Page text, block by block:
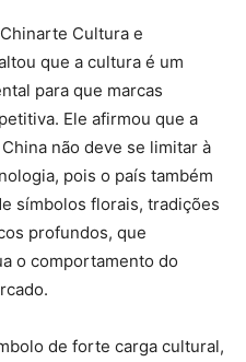
Cultura e
que a cultura é um
para que marcas
Ele afirmou que a
não deve se limitar à
pois o país também
símbolos florais, tradições
profundos, que
o comportamento do
de forte carga cultural,